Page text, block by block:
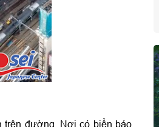
trên đường. Nơi có biển báo